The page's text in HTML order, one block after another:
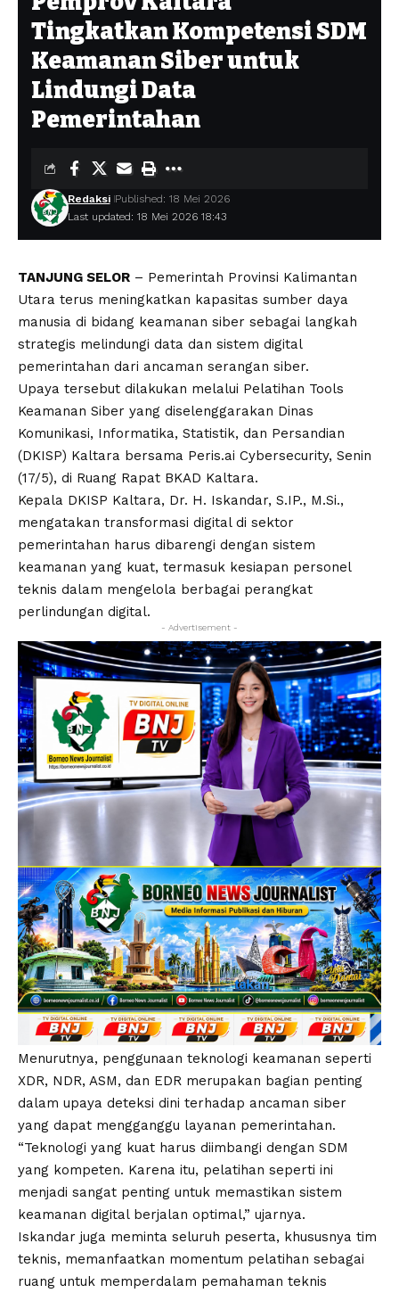
Tingkatkan Kompetensi SDM
Keamanan Siber untuk
Lindungi Data
Pemerintahan
Last updated: 18 Mei 2026 18:43
Redaksi Published: 18 Mei 2026
TANJUNG SELOR – Pemerintah Provinsi Kalimantan
Utara terus meningkatkan kapasitas sumber daya
manusia di bidang keamanan siber sebagai langkah
strategis melindungi data dan sistem digital
pemerintahan dari ancaman serangan siber.
Upaya tersebut dilakukan melalui Pelatihan Tools
Keamanan Siber yang diselenggarakan Dinas
Komunikasi, Informatika, Statistik, dan Persandian
(DKISP) Kaltara bersama Peris.ai Cybersecurity, Senin
(17/5), di Ruang Rapat BKAD Kaltara.
Kepala DKISP Kaltara, Dr. H. Iskandar, S.IP., M.Si.,
mengatakan transformasi digital di sektor
pemerintahan harus dibarengi dengan sistem
keamanan yang kuat, termasuk kesiapan personel
teknis dalam mengelola berbagai perangkat
perlindungan digital.
- Advertisement -
Menurutnya, penggunaan teknologi keamanan seperti
XDR, NDR, ASM, dan EDR merupakan bagian penting
dalam upaya deteksi dini terhadap ancaman siber
yang dapat mengganggu layanan pemerintahan.
“Teknologi yang kuat harus diimbangi dengan SDM
yang kompeten. Karena itu, pelatihan seperti ini
menjadi sangat penting untuk memastikan sistem
keamanan digital berjalan optimal,” ujarnya.
Iskandar juga meminta seluruh peserta, khususnya tim
teknis, memanfaatkan momentum pelatihan sebagai
ruang untuk memperdalam pemahaman teknis